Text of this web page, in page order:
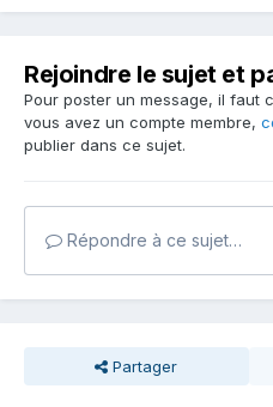
Rejoindre le sujet et
Pour poster un message, il faut
vous avez un compte membre,
publier dans ce sujet.
Répondre à ce sujet…
Partager